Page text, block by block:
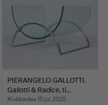
PIERANGELO GALLOTTI.
Gallotti & Radice, ti…
Klubbades 15 jul 2025